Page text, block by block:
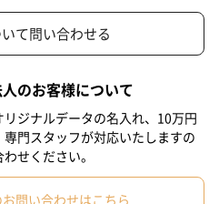
人気があります。
』が刻印されており、日本酒に
て問い合わせる
のお客様について
ジナルデータの名入れ、10万円
門スタッフが対応いたしますの
せください。
問い合わせはこちら